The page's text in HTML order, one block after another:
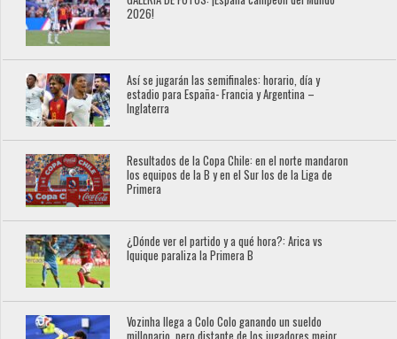
2026!
Así se jugarán las semifinales: horario, día y
estadio para España- Francia y Argentina –
Inglaterra
Resultados de la Copa Chile: en el norte mandaron
los equipos de la B y en el Sur los de la Liga de
Primera
¿Dónde ver el partido y a qué hora?: Arica vs
Iquique paraliza la Primera B
Vozinha llega a Colo Colo ganando un sueldo